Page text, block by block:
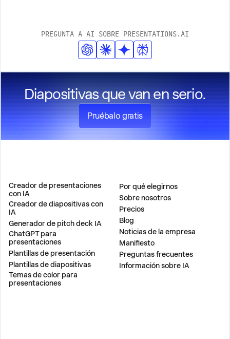
PREGUNTA A AI SOBRE PRESENTATIONS.AI
Diapositivas que van en serio.
Pruébalo gratis
Creador de presentaciones
con IA
Creador de diapositivas con
IA
Generador de pitch deck IA
ChatGPT para
presentaciones
Plantillas de presentación
Plantillas de diapositivas
Temas de color para
presentaciones
Por qué elegirnos
Sobre nosotros
Precios
Blog
Noticias de la empresa
Manifiesto
Preguntas frecuentes
Información sobre IA